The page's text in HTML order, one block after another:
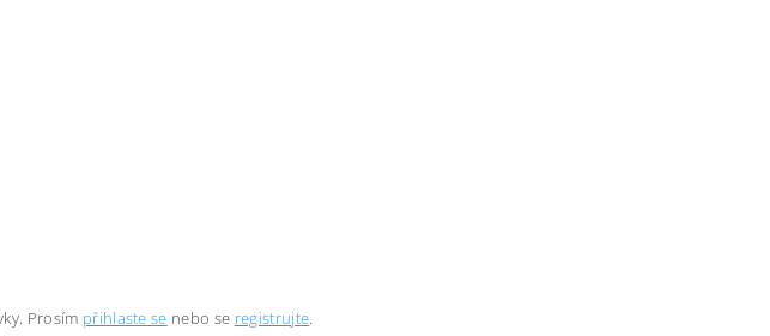
Prosím přihlaste se nebo se registrujte